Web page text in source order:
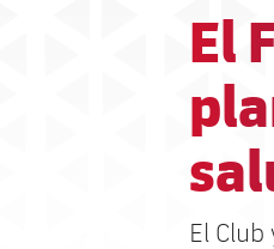
El
El